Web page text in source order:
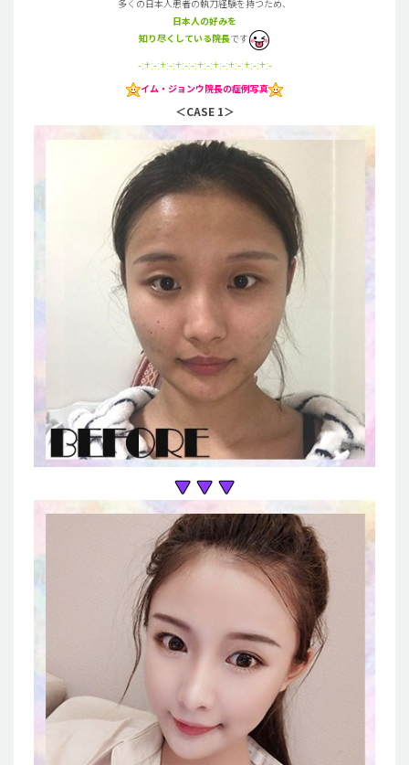
多くの日本人患者の執刀経験を持つため、
日本人の好みを
知り尽くしている院長です
-:+:-:+:-:+:-:-:+:-:+:-:+:-:+:-:+:-
イム・ジョンウ院長の症例写真
＜CASE 1＞